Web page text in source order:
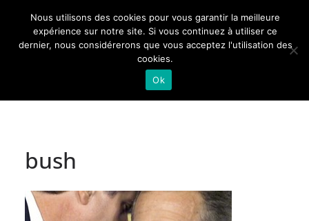
contenu
Actualités de Lorraine pour les Lorrains
bush
Nous utilisons des cookies pour vous garantir la meilleure
expérience sur notre site. Si vous continuez à utiliser ce
dernier, nous considérerons que vous acceptez l'utilisation des
cookies.
Ok